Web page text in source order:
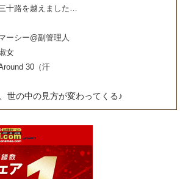
十路を越えました…
ーシー@副管理人
女
30（汗
世の中の見方が変わってくる♪